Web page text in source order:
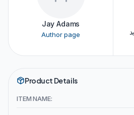
Jay Adams
Author page
Product Details
ITEM NAME: